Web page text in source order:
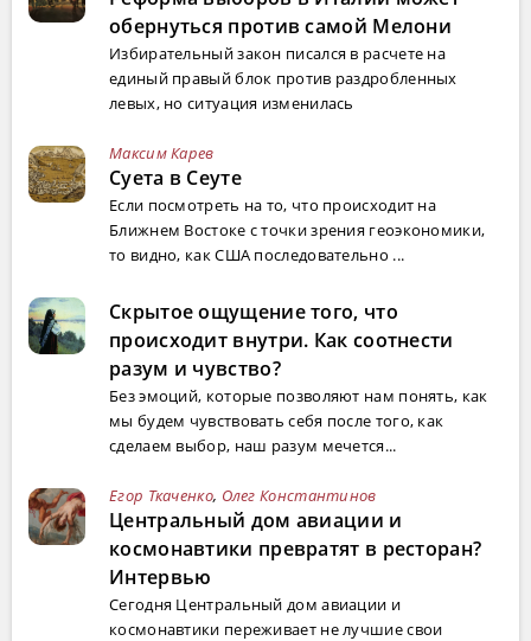
обернуться против самой Мелони
Избирательный закон писался в расчете на
единый правый блок против раздробленных
левых, но ситуация изменилась
Максим Карев
Суета в Сеуте
Если посмотреть на то, что происходит на
Ближнем Востоке с точки зрения геоэкономики,
то видно, как США последовательно ...
Скрытое ощущение того, что
происходит внутри. Как соотнести
разум и чувство?
Без эмоций, которые позволяют нам понять, как
мы будем чувствовать себя после того, как
сделаем выбор, наш разум мечется...
Егор Ткаченко, Олег Константинов
Центральный дом авиации и
космонавтики превратят в ресторан?
Интервью
Сегодня Центральный дом авиации и
космонавтики переживает не лучшие свои